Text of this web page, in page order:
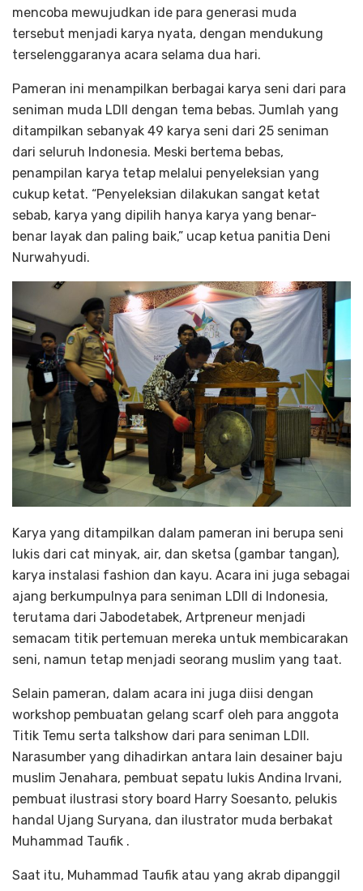
mencoba mewujudkan ide para generasi muda
tersebut menjadi karya nyata, dengan mendukung
terselenggaranya acara selama dua hari.
Pameran ini menampilkan berbagai karya seni dari para
seniman muda LDII dengan tema bebas. Jumlah yang
ditampilkan sebanyak 49 karya seni dari 25 seniman
dari seluruh Indonesia. Meski bertema bebas,
penampilan karya tetap melalui penyeleksian yang
cukup ketat. “Penyeleksian dilakukan sangat ketat
sebab, karya yang dipilih hanya karya yang benar-
benar layak dan paling baik,” ucap ketua panitia Deni
Nurwahyudi.
Karya yang ditampilkan dalam pameran ini berupa seni
lukis dari cat minyak, air, dan sketsa (gambar tangan),
karya instalasi fashion dan kayu. Acara ini juga sebagai
ajang berkumpulnya para seniman LDII di Indonesia,
terutama dari Jabodetabek, Artpreneur menjadi
semacam titik pertemuan mereka untuk membicarakan
seni, namun tetap menjadi seorang muslim yang taat.
Selain pameran, dalam acara ini juga diisi dengan
workshop pembuatan gelang scarf oleh para anggota
Titik Temu serta talkshow dari para seniman LDII.
Narasumber yang dihadirkan antara lain desainer baju
muslim Jenahara, pembuat sepatu lukis Andina Irvani,
pembuat ilustrasi story board Harry Soesanto, pelukis
handal Ujang Suryana, dan ilustrator muda berbakat
Muhammad Taufik .
Saat itu, Muhammad Taufik atau yang akrab dipanggil